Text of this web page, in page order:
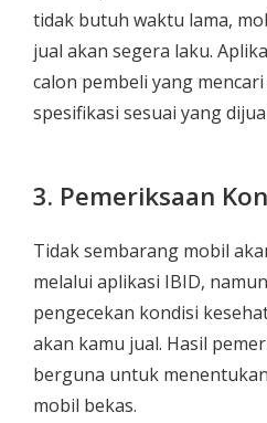
tidak butuh waktu lama,
jual akan segera laku.
calon pembeli yang
spesifikasi sesuai yang
3. Pemeriksaan
Tidak sembarang mobil
melalui aplikasi IBID,
pengecekan kondisi
akan kamu jual. Hasil
berguna untuk
mobil bekas.